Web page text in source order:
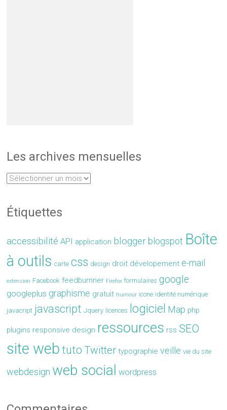
Les archives mensuelles
Étiquettes
accessibilité API application blogger blogspot Boîte
à outils carte css design droit dévelopement e-mail
extension Facebook feedburnner Firefox formulaires google
googleplus graphisme gratuit humour icone identité numérique
javacript javascript Jquery licences logiciel Map php
plugins responsive design ressources rss SEO
site web tuto Twitter typographie veille vie du site
webdesign web social wordpress